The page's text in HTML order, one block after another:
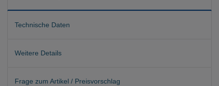
Technische Daten
Weitere Details
Frage zum Artikel / Preisvorschlag